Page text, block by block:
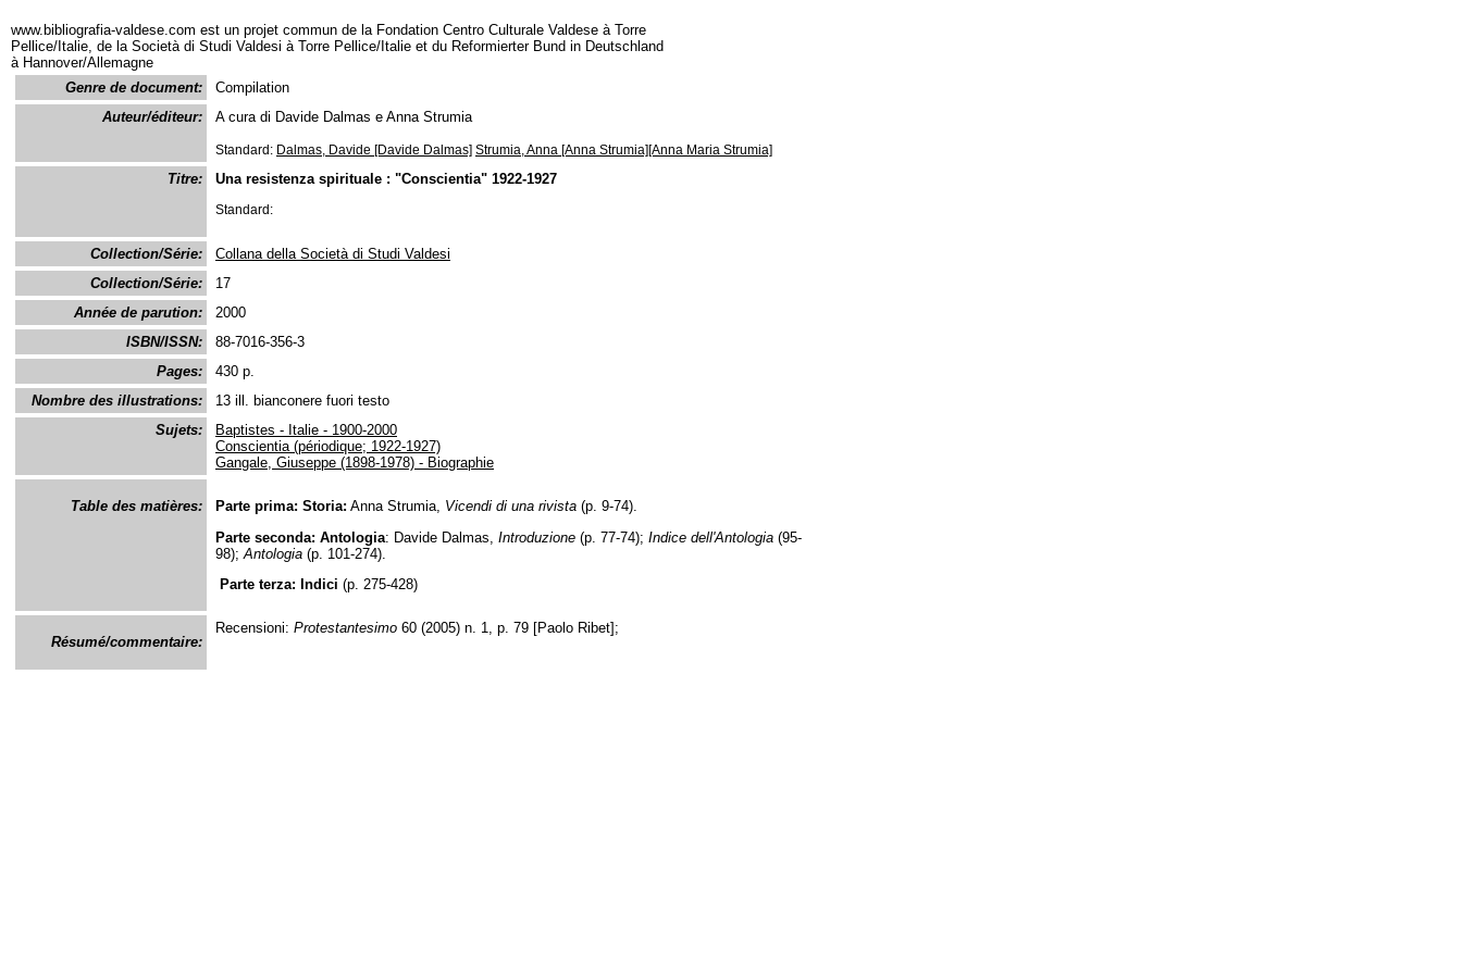
www.bibliografia-valdese.com est un projet commun de la Fondation Centro Culturale Valdese à Torre
Pellice/Italie, de la Società di Studi Valdesi à Torre Pellice/Italie et du Reformierter Bund in Deutschland
à Hannover/Allemagne
Genre de document:
Compilation
Auteur/éditeur:
A cura di Davide Dalmas e Anna Strumia
Standard: Dalmas, Davide [Davide Dalmas] Strumia, Anna [Anna Strumia][Anna Maria Strumia]
Titre: Una resistenza spirituale : "Conscientia" 1922-1927
Standard:
Collection/Série:
Collana della Società di Studi Valdesi
Collection/Série:
17
Année de parution:
2000
ISBN/ISSN:
88-7016-356-3
Pages:
430 p.
Nombre des illustrations:
13 ill. bianconere fuori testo
Sujets:
Baptistes - Italie - 1900-2000
Conscientia (périodique; 1922-1927)
Gangale, Giuseppe (1898-1978) - Biographie
Table des matières: Parte prima: Storia: Anna Strumia, Vicendi di una rivista (p. 9-74).
Parte seconda: Antologia: Davide Dalmas, Introduzione (p. 77-74); Indice dell'Antologia (95-
98); Antologia (p. 101-274).
Parte terza: Indici (p. 275-428)
Résumé/commentaire:
Recensioni: Protestantesimo 60 (2005) n. 1, p. 79 [Paolo Ribet];